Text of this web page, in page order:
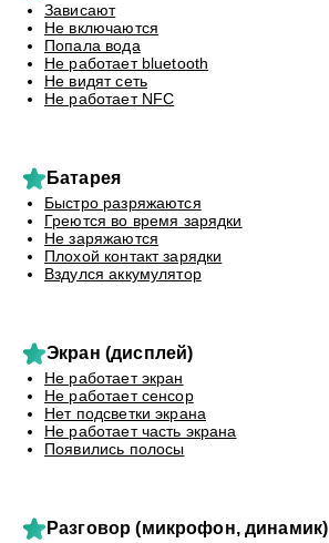
Зависают
Не включаются
Попала вода
Не работает bluetooth
Не видят сеть
Не работает NFC
Батарея
Быстро разряжаются
Греются во время зарядки
Не заряжаются
Плохой контакт зарядки
Вздулся аккумулятор
Экран (дисплей)
Не работает экран
Не работает сенсор
Нет подсветки экрана
Не работает часть экрана
Появились полосы
Разговор (микрофон, динамик)